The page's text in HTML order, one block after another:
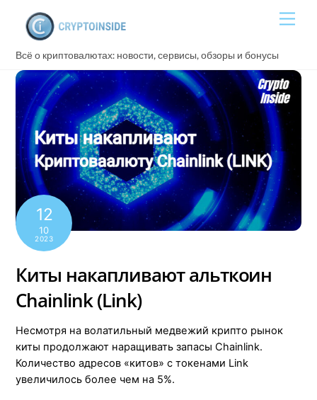
content
Всё о криптовалютах: новости, сервисы, обзоры и бонусы
12
10
2023
Киты накапливают альткоин
Chainlink (Link)
Несмотря на волатильный медвежий крипто рынок
киты продолжают наращивать запасы Chainlink.
Количество адресов «китов» с токенами Link
увеличилось более чем на 5%.